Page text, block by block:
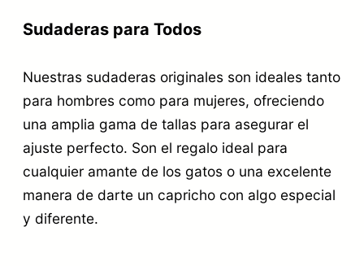
Sudaderas para Todos
Nuestras sudaderas originales son ideales tanto
para hombres como para mujeres, ofreciendo
una amplia gama de tallas para asegurar el
ajuste perfecto. Son el regalo ideal para
cualquier amante de los gatos o una excelente
manera de darte un capricho con algo especial
y diferente.